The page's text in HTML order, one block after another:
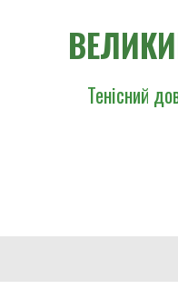
Тенісний